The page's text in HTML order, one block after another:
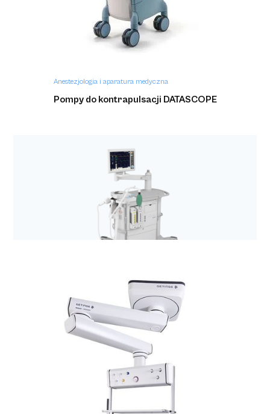
Anestezjologia i aparatura medyczna
Pompy do kontrapulsacji DATASCOPE
Anestezjologia i aparatura medyczna